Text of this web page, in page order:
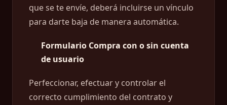
que se te envíe, deberá incluirse un vínculo
para darte baja de manera automática.
Formulario Compra con o sin cuenta
de usuario
Perfeccionar, efectuar y controlar el
correcto cumplimiento del contrato y